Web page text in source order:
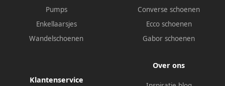
Pumps
Enkellaarsjes
Wandelschoenen
Converse schoenen
Ecco schoenen
Gabor schoenen
Klantenservice
Over ons